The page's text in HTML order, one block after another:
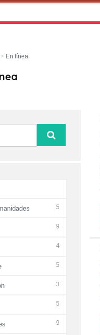
En línea
5
9
4
5
3
5
9